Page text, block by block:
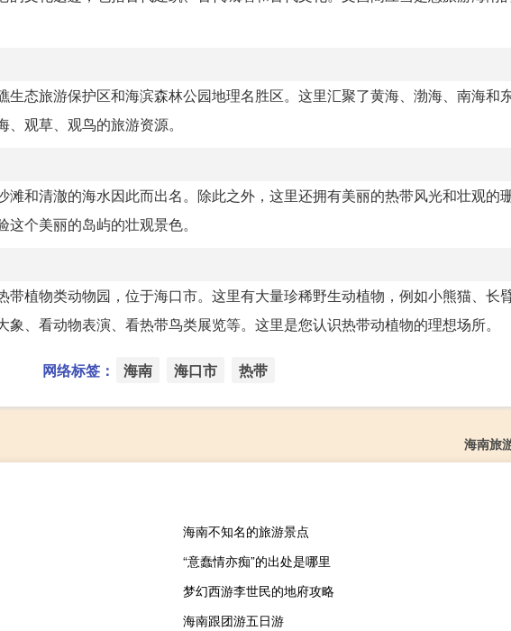
态旅游保护区和海滨森林公园地理名胜区。这里汇聚了黄海、渤海、南海和
观草、观鸟的旅游资源。
和清澈的海水因此而出名。除此之外，这里还拥有美丽的热带风光和壮观的
个美丽的岛屿的壮观景色。
植物类动物园，位于海口市。这里有大量珍稀野生动植物，例如小熊猫、长
、看动物表演、看热带鸟类展览等。这里是您认识热带动植物的理想场所。
网络标签： 海南 海口市 热带
海南旅
海南不知名的旅游景点
“意蠢情亦痴”的出处是哪里
梦幻西游李世民的地府攻略
海南跟团游五日游